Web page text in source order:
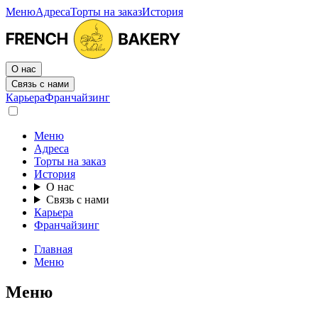
МенюАдресаТорты на заказИстория
О нас
Связь с нами
КарьераФранчайзинг
Меню
Адреса
Торты на заказ
История
О нас
Связь с нами
Карьера
Франчайзинг
Главная
Меню
Меню